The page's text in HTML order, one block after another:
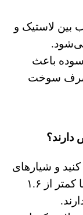
بین لاستیک و
باعث
سوخت
دارند؟
و شیارهای
آج را با آن اندازه بگیرید. اگر عمق شیارها کمتر از ۱.۶